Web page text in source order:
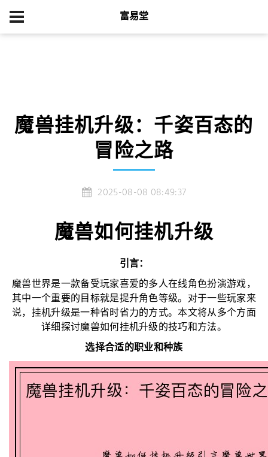
富易堂
魔兽挂机升级：千姿百态的
冒险之路
2025-08-08 08:49:37
魔兽如何挂机升级
引言：
魔兽世界是一款备受玩家喜爱的多人在线角色扮演游戏，
其中一个重要的目标就是提升角色等级。对于一些玩家来
说，挂机升级是一种省时省力的方式。本文将从多个方面
详细探讨魔兽如何挂机升级的技巧和方法。
选择合适的职业和种族